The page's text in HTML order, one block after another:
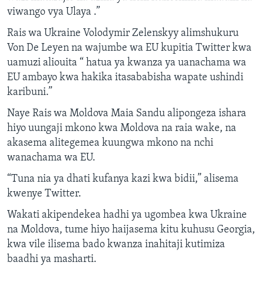
viwango vya Ulaya .”
Rais wa Ukraine Volodymir Zelenskyy alimshukuru
Von De Leyen na wajumbe wa EU kupitia Twitter kwa
uamuzi aliouita “ hatua ya kwanza ya uanachama wa
EU ambayo kwa hakika itasababisha wapate ushindi
karibuni.”
Naye Rais wa Moldova Maia Sandu alipongeza ishara
hiyo uungaji mkono kwa Moldova na raia wake, na
akasema alitegemea kuungwa mkono na nchi
wanachama wa EU.
“Tuna nia ya dhati kufanya kazi kwa bidii,” alisema
kwenye Twitter.
Wakati akipendekea hadhi ya ugombea kwa Ukraine
na Moldova, tume hiyo haijasema kitu kuhusu Georgia,
kwa vile ilisema bado kwanza inahitaji kutimiza
baadhi ya masharti.